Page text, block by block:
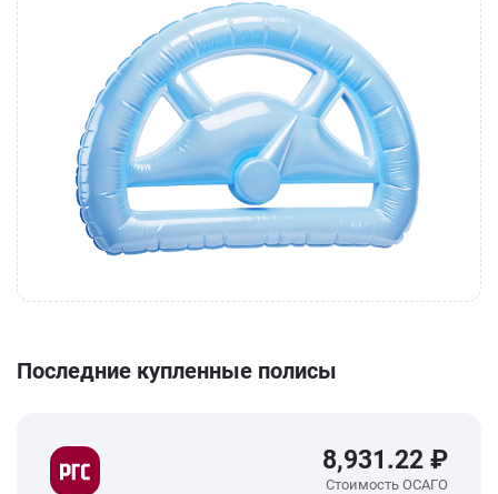
Последние купленные полисы
8,931.22 ₽
Стоимость ОСАГО